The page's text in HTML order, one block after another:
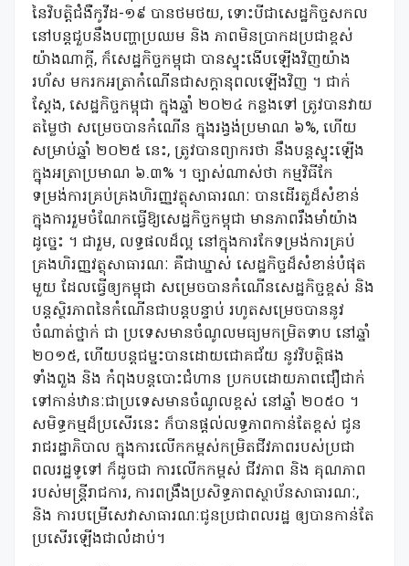
នៃវិបត្តិជំងឺកូវីដ-១៩ បានថមថយ, ទោះបីជាសេដ្ឋកិច្ចសកល
នៅបន្តជួបនឹងបញ្ហាប្រឈម និង ភាពមិនប្រាកដប្រជាខ្ពស់
យ៉ាងណាក្តី, ក៏សេដ្ឋកិច្ចកម្ពុជា បានស្ទុះងើបឡើងវិញយ៉ាង
រហ័ស មករកអត្រាកំណើនជាសក្តានុពលឡើងវិញ ។ ជាក់
ស្តែង, សេដ្ឋកិច្ចកម្ពុជា ក្នុងឆ្នាំ ២០២៤ កន្លងទៅ ត្រូវបានវាយ
តម្លៃថា សម្រេចបានកំណើន ក្នុងរង្វង់ប្រមាណ ៦%, ហើយ
សម្រាប់ឆ្នាំ ២០២៥ នេះ, ត្រូវបានព្យាករថា នឹងបន្តស្ទុះឡើង
ក្នុងអត្រាប្រមាណ ៦.៣% ។ ច្បាស់ណាស់ថា កម្មវិធីកែ
ទម្រង់ការគ្រប់គ្រងហិរញ្ញវត្ថុសាធារណៈ បានដើរតួដ៏សំខាន់
ក្នុងការរួមចំណែកធ្វើឱ្យសេដ្ឋកិច្ចកម្ពុជា មានភាពរឹងមាំយ៉ាង
ដូច្នេះ ។ ជារួម, លទ្ធផលដ៏ល្អ នៅក្នុងការកែទម្រង់ការគ្រប់
គ្រងហិរញ្ញវត្ថុសាធារណៈ គឺជាឃ្នាស់ សេដ្ឋកិច្ចដ៏សំខាន់បំផុត
មួយ ដែលធ្វើឲ្យកម្ពុជា សម្រេចបានកំណើនសេដ្ឋកិច្ចខ្ពស់ និង
បន្តស្ថិរភាពនៃកំណើនជាបន្តបន្ទាប់ រហូតសម្រេចបាននូវ
ចំណាត់ថ្នាក់ ជា ប្រទេសមានចំណូលមធ្យមកម្រិតទាប នៅឆ្នាំ
២០១៥, ហើយបន្តជម្នះបានដោយជោគជ័យ នូវវិបត្តិផង
ទាំងពួង និង កំពុងបន្តបោះជំហាន ប្រកបដោយភាពជឿជាក់
ទៅកាន់ឋានៈជាប្រទេសមានចំណូលខ្ពស់ នៅឆ្នាំ ២០៥០ ។
សមិទ្ធកម្មដ៏ប្រសើរនេះ ក៏បានផ្ដល់លទ្ធភាពកាន់តែខ្ពស់ ជូន
រាជរដ្ឋាភិបាល ក្នុងការលើកកម្ពស់កម្រិតជីវភាពរបស់ប្រជា
ពលរដ្ឋទូទៅ ក៏ដូចជា ការលើកកម្ពស់ ជីវភាព និង គុណភាព
របស់មន្ត្រីរាជការ, ការពង្រឹងប្រសិទ្ធភាពស្ថាប័នសាធារណៈ,
និង ការបម្រើសេវាសាធារណៈជូនប្រជាពលរដ្ឋ ឲ្យបានកាន់តែ
ប្រសើរឡើងជាលំដាប់។